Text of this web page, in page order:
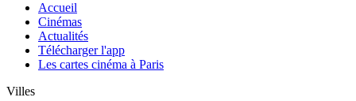
Accueil
Cinémas
Actualités
Télécharger l'app
Les cartes cinéma à Paris
Villes